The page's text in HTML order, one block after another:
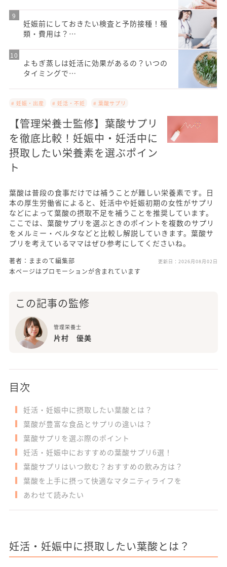
妊娠前にしておきたい検査と予防接種！種
類・費用は？…
よもぎ蒸しは妊活に効果があるの？いつの
タイミングで…
# 妊娠・出産 # 妊活・不妊 # 葉酸サプリ
【管理栄養士監修】葉酸サプリ
を徹底比較！妊娠中・妊活中に
摂取したい栄養素を選ぶポイン
ト
葉酸は普段の食事だけでは補うことが難しい栄養素です。日
本の厚生労働省によると、妊活中や妊娠初期の女性がサプリ
などによって葉酸の摂取不足を補うことを推奨しています。
ここでは、葉酸サプリを選ぶときのポイントを複数のサプリ
をメルミー・ベルタなどと比較し解説していきます。葉酸サ
プリを考えているママはぜひ参考にしてくださいね。
著者：ままのて編集部 更新日： 2026月08月02日
本ページはプロモーションが含まれています
この記事の監修
管理栄養士
片村 優美
目次
妊活・妊娠中に摂取したい葉酸とは？
葉酸が豊富な食品とサプリの違いは？
葉酸サプリを選ぶ際のポイント
妊活・妊娠中におすすめの葉酸サプリ6選！
葉酸サプリはいつ飲む？おすすめの飲み方は？
葉酸を上手に摂って快適なマタニティライフを
あわせて読みたい
妊活・妊娠中に摂取したい葉酸とは？